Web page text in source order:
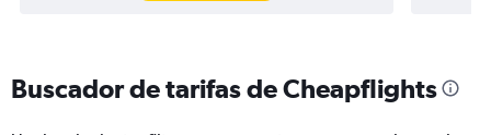
Buscador de tarifas de Cheapflights